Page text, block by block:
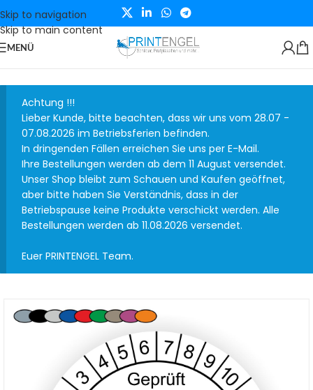
Skip to navigation
Skip to main content
MENÜ
Achtung !!!
Lieber Kunde, bitte beachten, dass wir uns vom 28.07 -
07.08.2026 im Betriebsferien befinden.
In dringenden Fällen erreichen Sie uns per E-Mail.
Ihre Bestellungen werden ab dem 11 August versendet.
Unser Shop bleibt zum Schauen und Kaufen geöffnet,
aber bitte haben Sie Verständnis, dass in der
Betriebspause keine Produkte verschickt werden. Alle
Bestellungen werden ab 11.08.2026 versendet.
Euer PRINTENGEL Team.